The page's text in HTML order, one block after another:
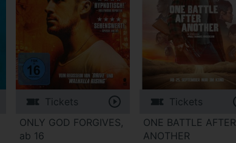
Tickets
ONLY GOD FORGIVES,
ab 16
Tickets
ONE BATTLE AFTER
ANOTHER